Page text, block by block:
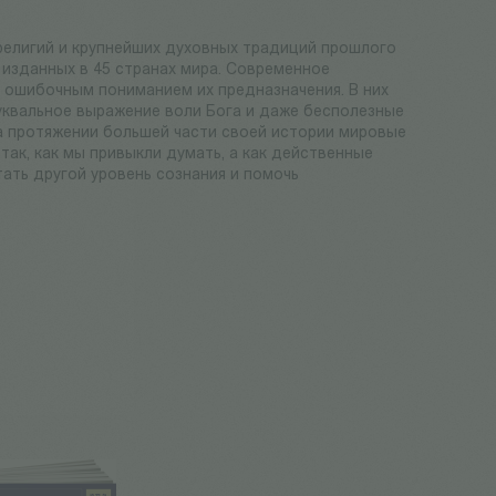
и крупнейших духовных традиций прошлого
в 45 странах мира. Современное
пониманием их предназначения. В них
выражение воли Бога и даже бесполезные
протяжении большей части своей истории мировые
как мы привыкли думать, а как действенные
другой уровень сознания и помочь